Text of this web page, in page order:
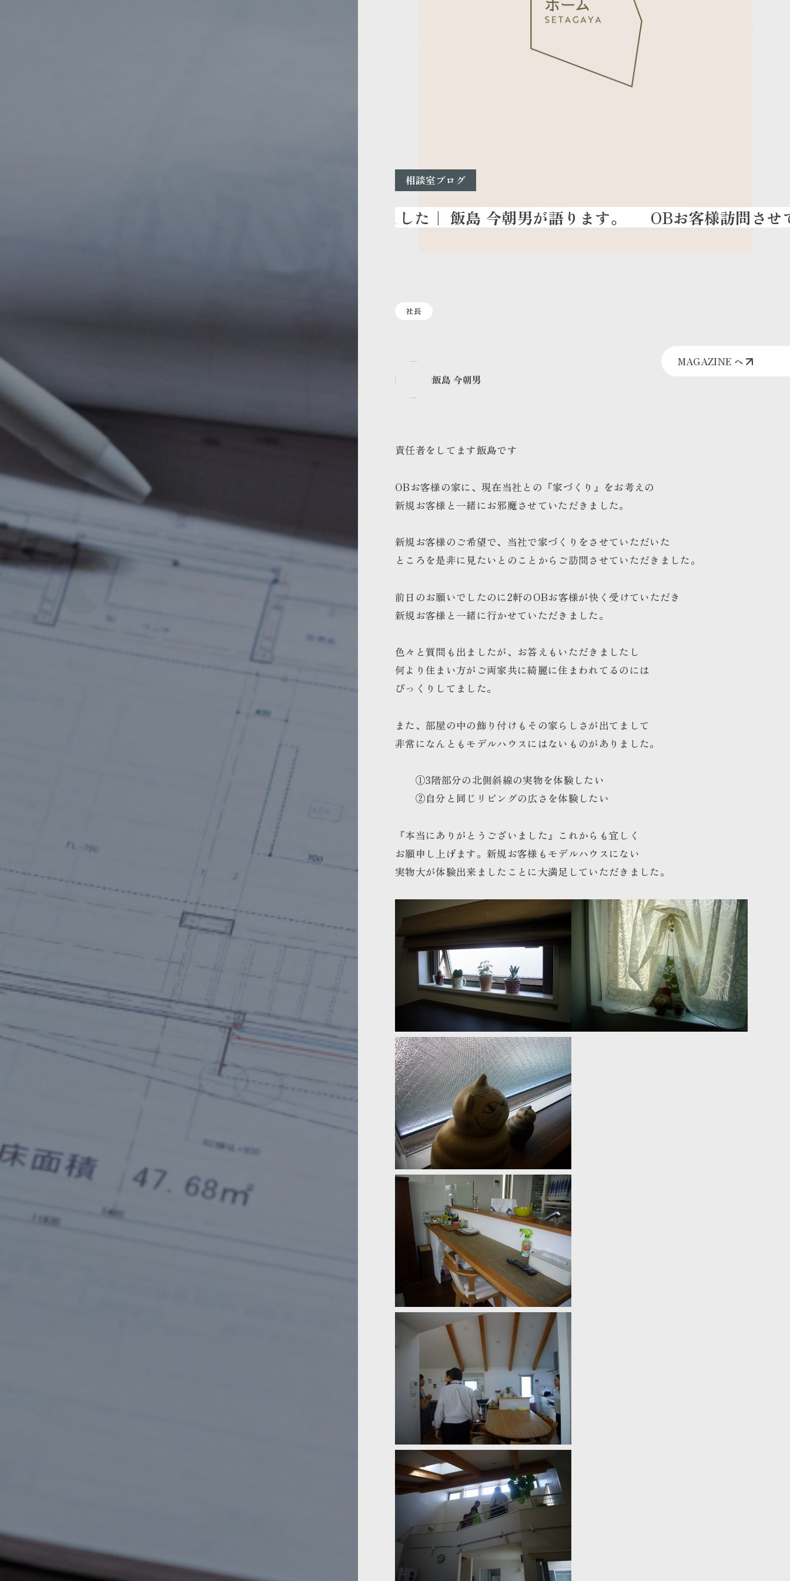
相談室ブログ
OBお客様訪問させていた
社長
MAGAZINE へ
飯島 今朝男
責任者をしてます飯島です
OBお客様の家に、現在当社との『家づくり』をお考えの
新規お客様と一緒にお邪魔させていただきました。
新規お客様のご希望で、当社で家づくりをさせていただいた
ところを是非に見たいとのことからご訪問させていただきました。
前日のお願いでしたのに2軒のOBお客様が快く受けていただき
新規お客様と一緒に行かせていただきました。
色々と質問も出ましたが、お答えもいただきましたし
何より住まい方がご両家共に綺麗に住まわれてるのには
びっくりしてました。
また、部屋の中の飾り付けもその家らしさが出てまして
非常になんともモデルハウスにはないものがありました。
①3階部分の北側斜線の実物を体験したい
②自分と同じリビングの広さを体験したい
『本当にありがとうございました』これからも宜しく
お願申し上げます。新規お客様もモデルハウスにない
実物大が体験出来ましたことに大満足していただきました。